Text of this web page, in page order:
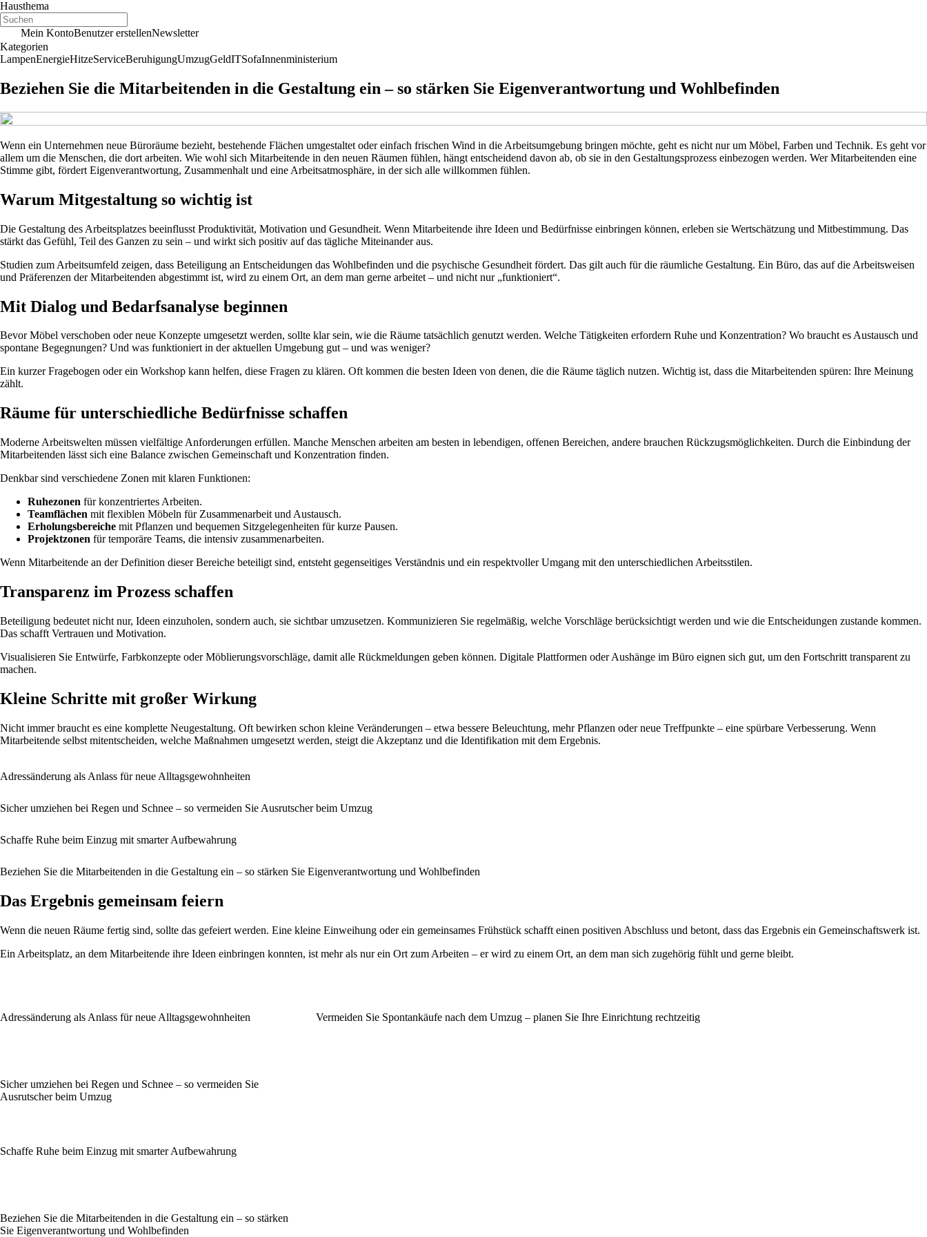
Hausthema
Mein KontoBenutzer erstellenNewsletter
Kategorien
LampenEnergieHitzeServiceBeruhigungUmzugGeldITSofaInnenministerium
Beziehen Sie die Mitarbeitenden in die Gestaltung ein – so stärken Sie Eigenverantwortung und Wohlbefinden
Wenn ein Unternehmen neue Büroräume bezieht, bestehende Flächen umgestaltet oder einfach frischen Wind in die Arbeitsumgebung bringen möchte, geht es nicht nur um Möbel, Farben und Technik. Es geht vor
allem um die Menschen, die dort arbeiten. Wie wohl sich Mitarbeitende in den neuen Räumen fühlen, hängt entscheidend davon ab, ob sie in den Gestaltungsprozess einbezogen werden. Wer Mitarbeitenden eine
Stimme gibt, fördert Eigenverantwortung, Zusammenhalt und eine Arbeitsatmosphäre, in der sich alle willkommen fühlen.
Warum Mitgestaltung so wichtig ist
Die Gestaltung des Arbeitsplatzes beeinflusst Produktivität, Motivation und Gesundheit. Wenn Mitarbeitende ihre Ideen und Bedürfnisse einbringen können, erleben sie Wertschätzung und Mitbestimmung. Das
stärkt das Gefühl, Teil des Ganzen zu sein – und wirkt sich positiv auf das tägliche Miteinander aus.
Studien zum Arbeitsumfeld zeigen, dass Beteiligung an Entscheidungen das Wohlbefinden und die psychische Gesundheit fördert. Das gilt auch für die räumliche Gestaltung. Ein Büro, das auf die Arbeitsweisen
und Präferenzen der Mitarbeitenden abgestimmt ist, wird zu einem Ort, an dem man gerne arbeitet – und nicht nur „funktioniert“.
Mit Dialog und Bedarfsanalyse beginnen
Bevor Möbel verschoben oder neue Konzepte umgesetzt werden, sollte klar sein, wie die Räume tatsächlich genutzt werden. Welche Tätigkeiten erfordern Ruhe und Konzentration? Wo braucht es Austausch und
spontane Begegnungen? Und was funktioniert in der aktuellen Umgebung gut – und was weniger?
Ein kurzer Fragebogen oder ein Workshop kann helfen, diese Fragen zu klären. Oft kommen die besten Ideen von denen, die die Räume täglich nutzen. Wichtig ist, dass die Mitarbeitenden spüren: Ihre Meinung
zählt.
Räume für unterschiedliche Bedürfnisse schaffen
Moderne Arbeitswelten müssen vielfältige Anforderungen erfüllen. Manche Menschen arbeiten am besten in lebendigen, offenen Bereichen, andere brauchen Rückzugsmöglichkeiten. Durch die Einbindung der
Mitarbeitenden lässt sich eine Balance zwischen Gemeinschaft und Konzentration finden.
Denkbar sind verschiedene Zonen mit klaren Funktionen:
Ruhezonen für konzentriertes Arbeiten.
Teamflächen mit flexiblen Möbeln für Zusammenarbeit und Austausch.
Erholungsbereiche mit Pflanzen und bequemen Sitzgelegenheiten für kurze Pausen.
Projektzonen für temporäre Teams, die intensiv zusammenarbeiten.
Wenn Mitarbeitende an der Definition dieser Bereiche beteiligt sind, entsteht gegenseitiges Verständnis und ein respektvoller Umgang mit den unterschiedlichen Arbeitsstilen.
Transparenz im Prozess schaffen
Beteiligung bedeutet nicht nur, Ideen einzuholen, sondern auch, sie sichtbar umzusetzen. Kommunizieren Sie regelmäßig, welche Vorschläge berücksichtigt werden und wie die Entscheidungen zustande kommen.
Das schafft Vertrauen und Motivation.
Visualisieren Sie Entwürfe, Farbkonzepte oder Möblierungsvorschläge, damit alle Rückmeldungen geben können. Digitale Plattformen oder Aushänge im Büro eignen sich gut, um den Fortschritt transparent zu
machen.
Kleine Schritte mit großer Wirkung
Nicht immer braucht es eine komplette Neugestaltung. Oft bewirken schon kleine Veränderungen – etwa bessere Beleuchtung, mehr Pflanzen oder neue Treffpunkte – eine spürbare Verbesserung. Wenn
Mitarbeitende selbst mitentscheiden, welche Maßnahmen umgesetzt werden, steigt die Akzeptanz und die Identifikation mit dem Ergebnis.
Adressänderung als Anlass für neue Alltagsgewohnheiten
Sicher umziehen bei Regen und Schnee – so vermeiden Sie Ausrutscher beim Umzug
Schaffe Ruhe beim Einzug mit smarter Aufbewahrung
Beziehen Sie die Mitarbeitenden in die Gestaltung ein – so stärken Sie Eigenverantwortung und Wohlbefinden
Das Ergebnis gemeinsam feiern
Wenn die neuen Räume fertig sind, sollte das gefeiert werden. Eine kleine Einweihung oder ein gemeinsames Frühstück schafft einen positiven Abschluss und betont, dass das Ergebnis ein Gemeinschaftswerk ist.
Ein Arbeitsplatz, an dem Mitarbeitende ihre Ideen einbringen konnten, ist mehr als nur ein Ort zum Arbeiten – er wird zu einem Ort, an dem man sich zugehörig fühlt und gerne bleibt.
Adressänderung als Anlass für neue Alltagsgewohnheiten
Sicher umziehen bei Regen und Schnee – so vermeiden Sie
Ausrutscher beim Umzug
Schaffe Ruhe beim Einzug mit smarter Aufbewahrung
Beziehen Sie die Mitarbeitenden in die Gestaltung ein – so stärken
Sie Eigenverantwortung und Wohlbefinden
Vermeiden Sie Spontankäufe nach dem Umzug – planen Sie Ihre Einrichtung rechtzeitig